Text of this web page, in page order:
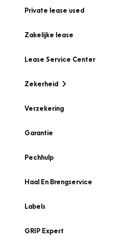
Private lease used
Zakelijke lease
Lease Service Center
Zekerheid
Verzekering
Garantie
Pechhulp
Haal En Brengservice
Labels
GRIP Expert